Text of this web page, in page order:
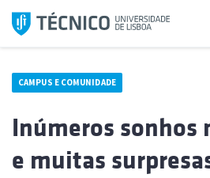
Saltar
para
CAMPUS E COMUNIDADE
Inúmeros sonhos
e muitas